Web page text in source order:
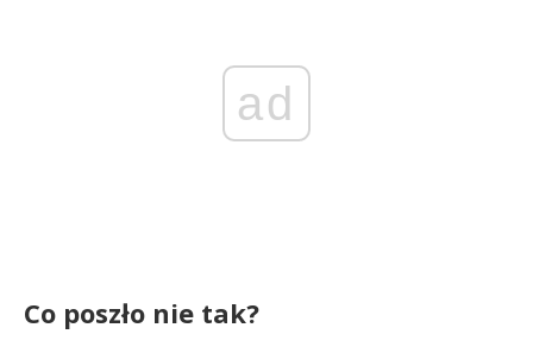
ad
Co poszło nie tak?